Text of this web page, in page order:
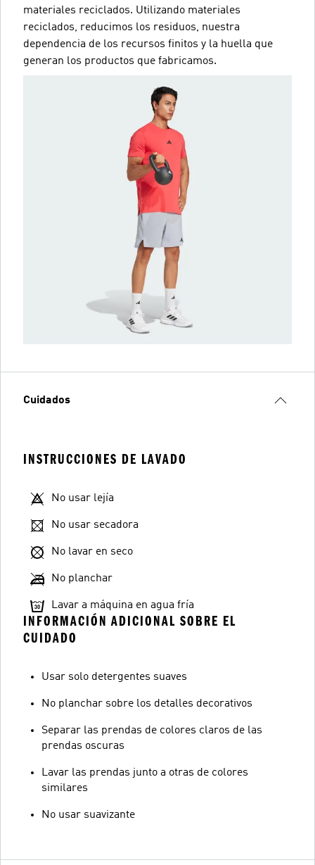
materiales reciclados. Utilizando materiales
reciclados, reducimos los residuos, nuestra
dependencia de los recursos finitos y la huella que
generan los productos que fabricamos.
Cuidados
INSTRUCCIONES DE LAVADO
No usar lejía
No usar secadora
No lavar en seco
No planchar
Lavar a máquina en agua fría
INFORMACIÓN ADICIONAL SOBRE EL
CUIDADO
Usar solo detergentes suaves
No planchar sobre los detalles decorativos
Separar las prendas de colores claros de las
prendas oscuras
Lavar las prendas junto a otras de colores
similares
No usar suavizante